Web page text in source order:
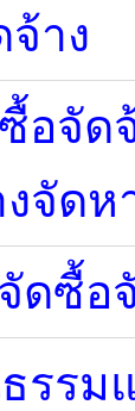
าง
อจั
จัดห
ดซื้
รรม